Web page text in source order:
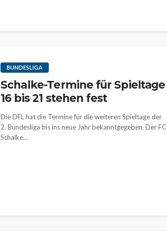
BUNDESLIGA
Schalke-Termine für Spieltage
16 bis 21 stehen fest
Die DFL hat die Termine für die weiteren Spieltage der
2. Bundesliga bis ins neue Jahr bekanntgegeben. Der FC
Schalke...